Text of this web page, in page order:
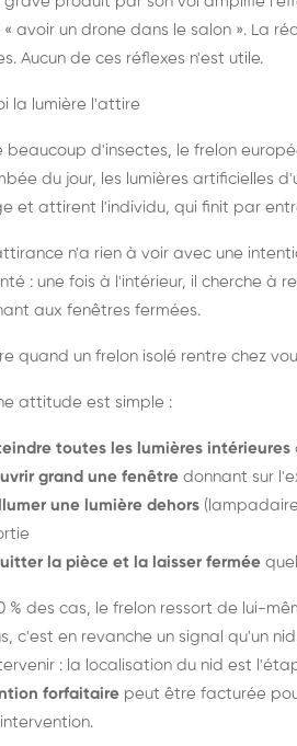
« avoir un drone dans le salon ». La
Aucun de ces réflexes n'est utile.
la lumière l'attire
beaucoup d'insectes, le frelon
du jour, les lumières artificielles
et attirent l'individu, qui finit par
n'a rien à voir avec une
: une fois à l'intérieur, il cherche à
aux fenêtres fermées.
quand un frelon isolé rentre chez
attitude est simple :
toutes les lumières intérieures
grand une fenêtre donnant sur
une lumière dehors
la pièce et la laisser fermée
% des cas, le frelon ressort de lui-
c'est en revanche un signal qu'un
: la localisation du nid est
forfaitaire peut être facturée